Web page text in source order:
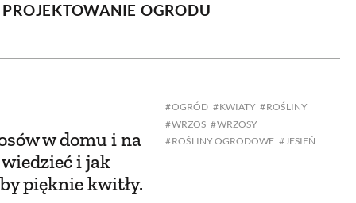
PROJEKTOWANIE OGRODU
w domu i na
i jak
pięknie kwitły.
OGRÓD KWIATY
ROŚLINY
WRZOS
WRZOSY
ROŚLINY OGRODOWE
JESIEŃ
ZUPY
INNE